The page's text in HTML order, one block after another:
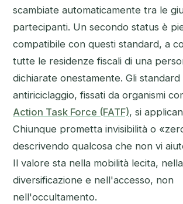
scambiate automaticamente tra le
partecipanti. Un secondo status è
compatibile con questi standard, a
tutte le residenze fiscali di una
dichiarate onestamente. Gli
antiriciclaggio, fissati da organismi
Action Task Force (FATF), si
Chiunque prometta invisibilità o
descrivendo qualcosa che non vi
Il valore sta nella mobilità lecita, nella
diversificazione e nell'accesso, non
nell'occultamento.